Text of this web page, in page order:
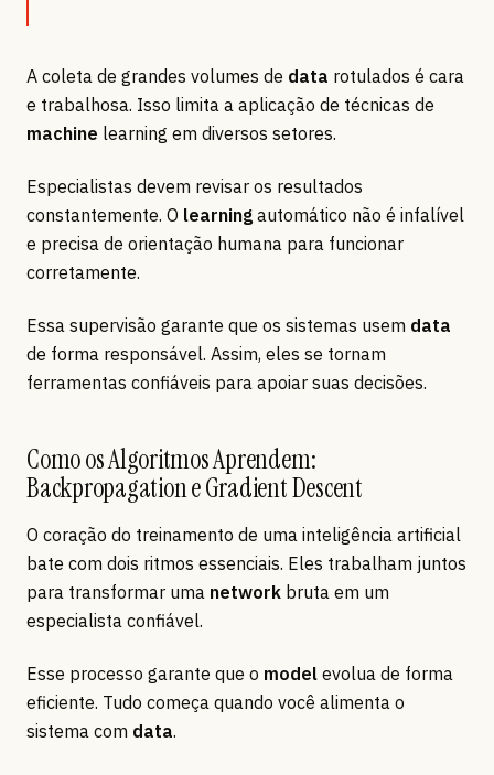
A coleta de grandes volumes de data rotulados é cara
e trabalhosa. Isso limita a aplicação de técnicas de
machine learning em diversos setores.
Especialistas devem revisar os resultados
constantemente. O learning automático não é infalível
e precisa de orientação humana para funcionar
corretamente.
Essa supervisão garante que os sistemas usem data
de forma responsável. Assim, eles se tornam
ferramentas confiáveis para apoiar suas decisões.
Como os Algoritmos Aprendem:
Backpropagation e Gradient Descent
O coração do treinamento de uma inteligência artificial
bate com dois ritmos essenciais. Eles trabalham juntos
para transformar uma network bruta em um
especialista confiável.
Esse processo garante que o model evolua de forma
eficiente. Tudo começa quando você alimenta o
sistema com data.